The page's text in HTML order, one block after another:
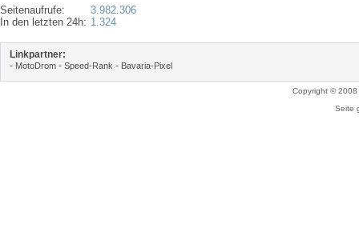
Seitenaufrufe:
In den letzten 24h:
3.982.306
1.324
Linkpartner:
- MotoDrom - Speed-Rank - Bavaria-Pixel
Copyright ©
Seite